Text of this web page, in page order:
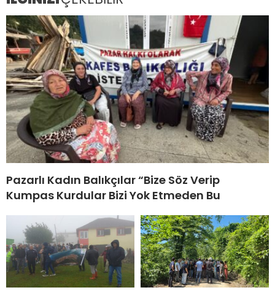
Pazarlı Kadın Balıkçılar “Bize Söz Verip
Kumpas Kurdular Bizi Yok Etmeden Bu